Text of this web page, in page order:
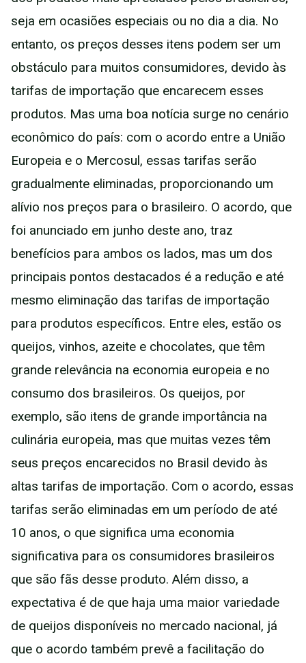
seja em ocasiões especiais ou no dia a dia. No
entanto, os preços desses itens podem ser um
obstáculo para muitos consumidores, devido às
tarifas de importação que encarecem esses
produtos. Mas uma boa notícia surge no cenário
econômico do país: com o acordo entre a União
Europeia e o Mercosul, essas tarifas serão
gradualmente eliminadas, proporcionando um
alívio nos preços para o brasileiro. O acordo, que
foi anunciado em junho deste ano, traz
benefícios para ambos os lados, mas um dos
principais pontos destacados é a redução e até
mesmo eliminação das tarifas de importação
para produtos específicos. Entre eles, estão os
queijos, vinhos, azeite e chocolates, que têm
grande relevância na economia europeia e no
consumo dos brasileiros. Os queijos, por
exemplo, são itens de grande importância na
culinária europeia, mas que muitas vezes têm
seus preços encarecidos no Brasil devido às
altas tarifas de importação. Com o acordo, essas
tarifas serão eliminadas em um período de até
10 anos, o que significa uma economia
significativa para os consumidores brasileiros
que são fãs desse produto. Além disso, a
expectativa é de que haja uma maior variedade
de queijos disponíveis no mercado nacional, já
que o acordo também prevê a facilitação do